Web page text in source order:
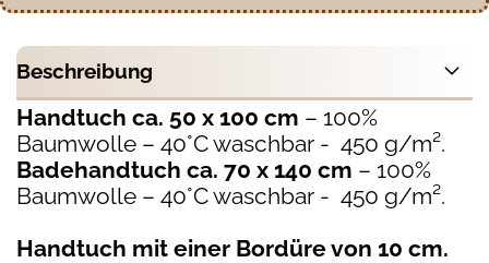
Beschreibung
Handtuch ca. 50 x 100 cm – 100%
Baumwolle – 40°C waschbar - 450 g/m².
Badehandtuch ca. 70 x 140 cm – 100%
Baumwolle – 40°C waschbar - 450 g/m².
Handtuch mit einer Bordüre von 10 cm.